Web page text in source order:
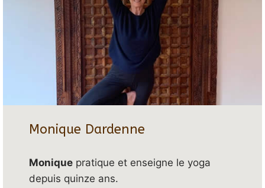
Monique Dardenne
Moniquepratique et enseigne le yoga
depuis quinze ans.